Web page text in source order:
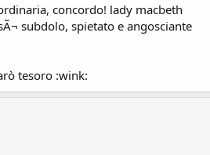
concordo! lady macbeth
subdolo, spietato e angosciante
tesoro :wink: